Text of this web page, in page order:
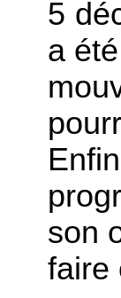
5
a
son
faire